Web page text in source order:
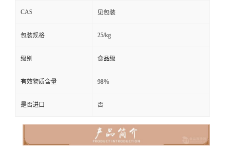
CAS 见包装
包装规格 25/kg
级别 食品级
有效物质含量 98％
是否进口 否